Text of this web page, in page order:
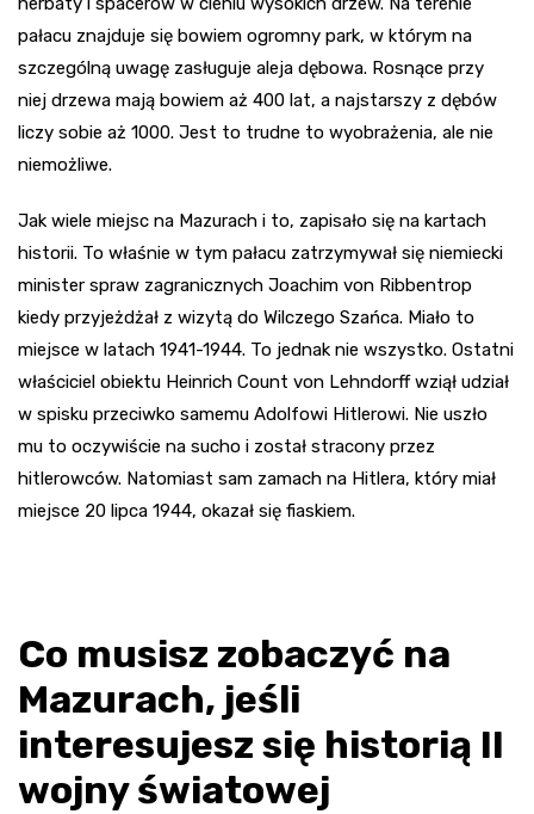
pałacu znajduje się bowiem ogromny park, w którym na
szczególną uwagę zasługuje aleja dębowa. Rosnące przy
niej drzewa mają bowiem aż 400 lat, a najstarszy z dębów
liczy sobie aż 1000. Jest to trudne to wyobrażenia, ale nie
niemożliwe.
Jak wiele miejsc na Mazurach i to, zapisało się na kartach
historii. To właśnie w tym pałacu zatrzymywał się niemiecki
minister spraw zagranicznych Joachim von Ribbentrop
kiedy przyjeżdżał z wizytą do Wilczego Szańca. Miało to
miejsce w latach 1941-1944. To jednak nie wszystko. Ostatni
właściciel obiektu Heinrich Count von Lehndorff wziął udział
w spisku przeciwko samemu Adolfowi Hitlerowi. Nie uszło
mu to oczywiście na sucho i został stracony przez
hitlerowców. Natomiast sam zamach na Hitlera, który miał
miejsce 20 lipca 1944, okazał się fiaskiem.
Co musisz zobaczyć na
Mazurach, jeśli
interesujesz się historią II
wojny światowej